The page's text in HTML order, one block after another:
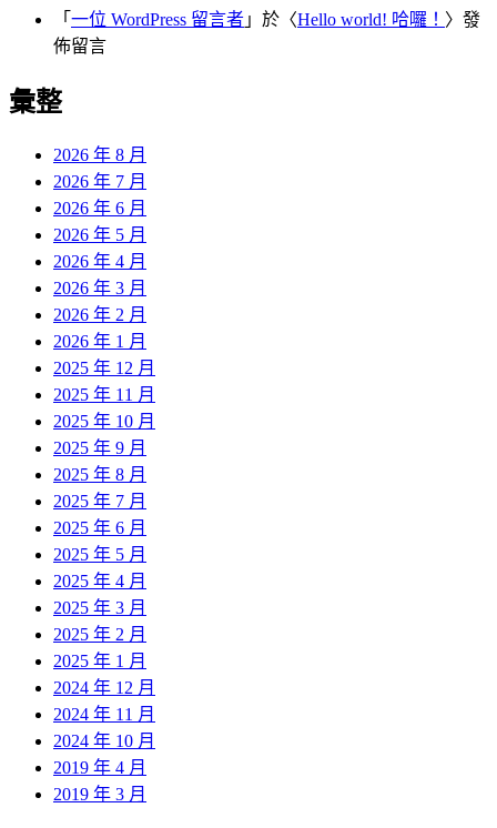
「 一位 WordPress 留言者 」於〈Hello world! 哈囉！ 〉發
佈留言
彙整
2026 年 8 月
2026 年 7 月
2026 年 6 月
2026 年 5 月
2026 年 4 月
2026 年 3 月
2026 年 2 月
2026 年 1 月
2025 年 12 月
2025 年 11 月
2025 年 10 月
2025 年 9 月
2025 年 8 月
2025 年 7 月
2025 年 6 月
2025 年 5 月
2025 年 4 月
2025 年 3 月
2025 年 2 月
2025 年 1 月
2024 年 12 月
2024 年 11 月
2024 年 10 月
2019 年 4 月
2019 年 3 月